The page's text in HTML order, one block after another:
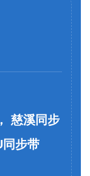
慈溪同步
同步带